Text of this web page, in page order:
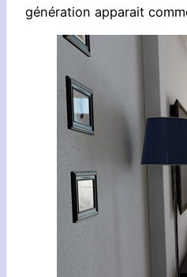
génération apparait